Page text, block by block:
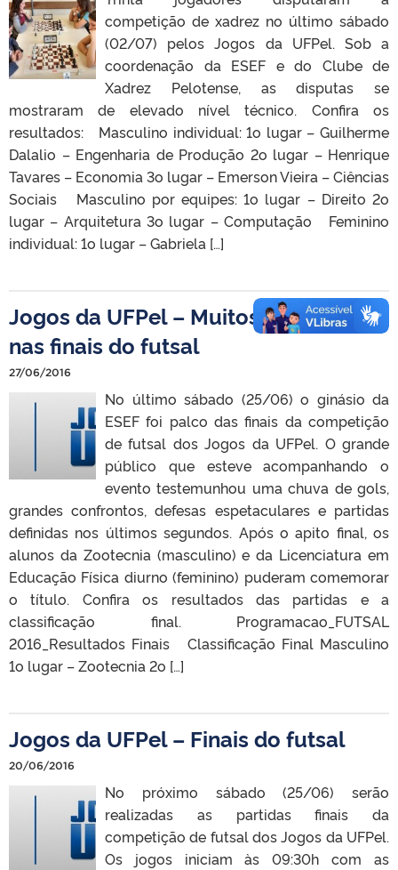
competição de xadrez no último sábado
(02/07) pelos Jogos da UFPel. Sob a
coordenação da ESEF e do Clube de
Xadrez Pelotense, as disputas se
mostraram de elevado nível técnico. Confira os
resultados: Masculino individual: 1o lugar – Guilherme
Dalalio – Engenharia de Produção 2o lugar – Henrique
Tavares – Economia 3o lugar – Emerson Vieira – Ciências
Sociais Masculino por equipes: 1o lugar – Direito 2o
lugar – Arquitetura 3o lugar – Computação Feminino
individual: 1o lugar – Gabriela […]
Jogos da UFPel – Muitos gols e festa
nas finais do futsal
27/06/2016
No último sábado (25/06) o ginásio da
ESEF foi palco das finais da competição
de futsal dos Jogos da UFPel. O grande
público que esteve acompanhando o
evento testemunhou uma chuva de gols,
grandes confrontos, defesas espetaculares e partidas
definidas nos últimos segundos. Após o apito final, os
alunos da Zootecnia (masculino) e da Licenciatura em
Educação Física diurno (feminino) puderam comemorar
o título. Confira os resultados das partidas e a
classificação final. Programacao_FUTSAL
2016_Resultados Finais Classificação Final Masculino
1o lugar – Zootecnia 2o […]
Jogos da UFPel – Finais do futsal
20/06/2016
No próximo sábado (25/06) serão
realizadas as partidas finais da
competição de futsal dos Jogos da UFPel.
Os jogos iniciam às 09:30h com as